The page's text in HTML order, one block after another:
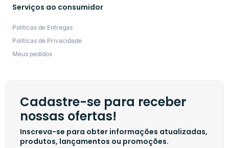
Serviços ao consumidor
Políticas de Entregas
Políticas de Privacidade
Meus pedidos
Cadastre-se para receber
nossas ofertas!
Inscreva-se para obter informações atualizadas,
produtos, lançamentos ou promoções.